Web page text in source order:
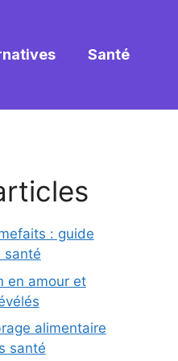
Santé
: guide
santé
en amour et
alimentaire
santé